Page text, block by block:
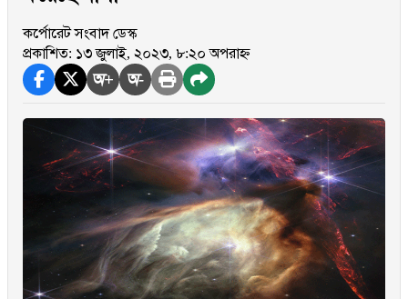
কর্পোরেট সংবাদ ডেস্ক
প্রকাশিত: ১৩ জুলাই, ২০২৩, ৮:২০ অপরাহ্ন
অ+ অ-